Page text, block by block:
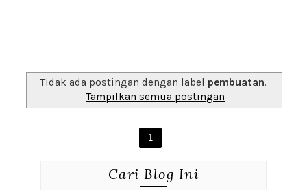
Tidak ada postingan dengan label pembuatan.
Tampilkan semua postingan
1
Cari Blog Ini